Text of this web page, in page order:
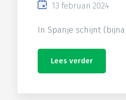
13 februari 2024
In Spanje schijnt
Lees verder